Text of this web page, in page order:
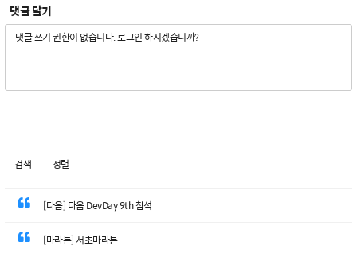
댓글 달기
검색 정렬
[다음] 다음 DevDay 9th 참석
[마라톤] 서초마라톤